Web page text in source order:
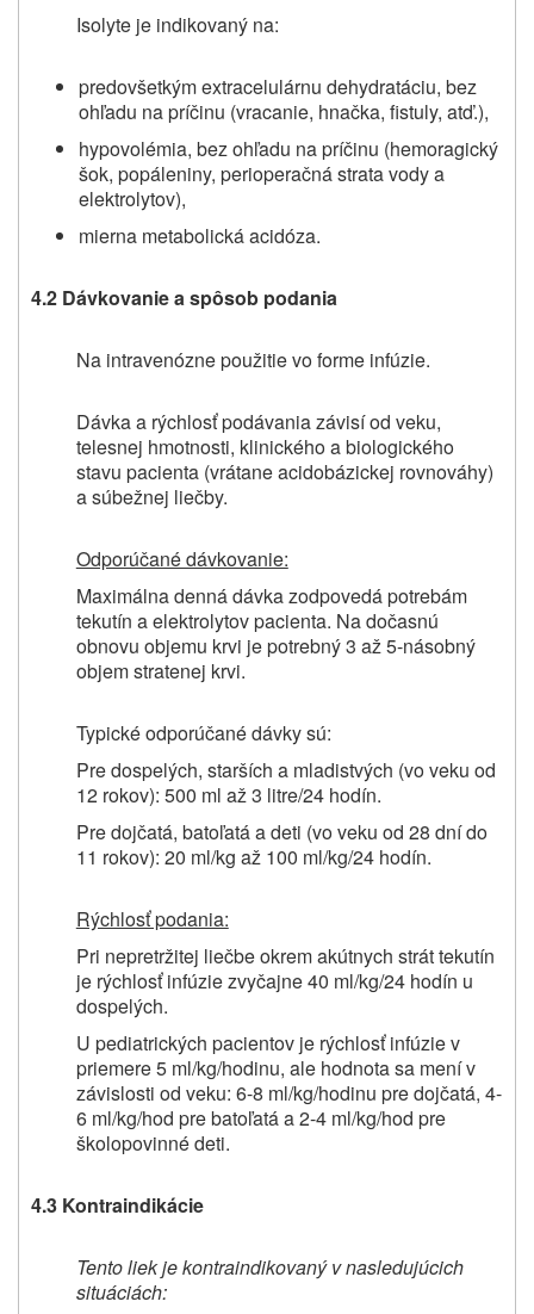
Isolyte je indikovaný na:
predovšetkým extracelulárnu dehydratáciu, bez
ohľadu na príčinu (vracanie, hnačka, fistuly, atď.),
hypovolémia, bez ohľadu na príčinu (hemoragický
šok, popáleniny, perioperačná strata vody a
elektrolytov),
mierna metabolická acidóza.
4.2 Dávkovanie a spôsob podania
Na intravenózne použitie vo forme infúzie.
Dávka a rýchlosť podávania závisí od veku,
telesnej hmotnosti, klinického a biologického
stavu pacienta (vrátane acidobázickej rovnováhy)
a súbežnej liečby.
Odporúčané dávkovanie:
Maximálna denná dávka zodpovedá potrebám
tekutín a elektrolytov pacienta. Na dočasnú
obnovu objemu krvi je potrebný 3 až 5-násobný
objem stratenej krvi.
Typické odporúčané dávky sú:
Pre dospelých, starších a mladistvých (vo veku od
12 rokov): 500 ml až 3 litre/24 hodín.
Pre dojčatá, batoľatá a deti (vo veku od 28 dní do
11 rokov): 20 ml/kg až 100 ml/kg/24 hodín.
Rýchlosť podania:
Pri nepretržitej liečbe okrem akútnych strát tekutín
je rýchlosť infúzie zvyčajne 40 ml/kg/24 hodín u
dospelých.
U pediatrických pacientov je rýchlosť infúzie v
priemere 5 ml/kg/hodinu, ale hodnota sa mení v
závislosti od veku: 6-8 ml/kg/hodinu pre dojčatá, 4-
6 ml/kg/hod pre batoľatá a 2-4 ml/kg/hod pre
školopovinné deti.
4.3 Kontraindikácie
Tento liek je kontraindikovaný v nasledujúcich
situáciách: